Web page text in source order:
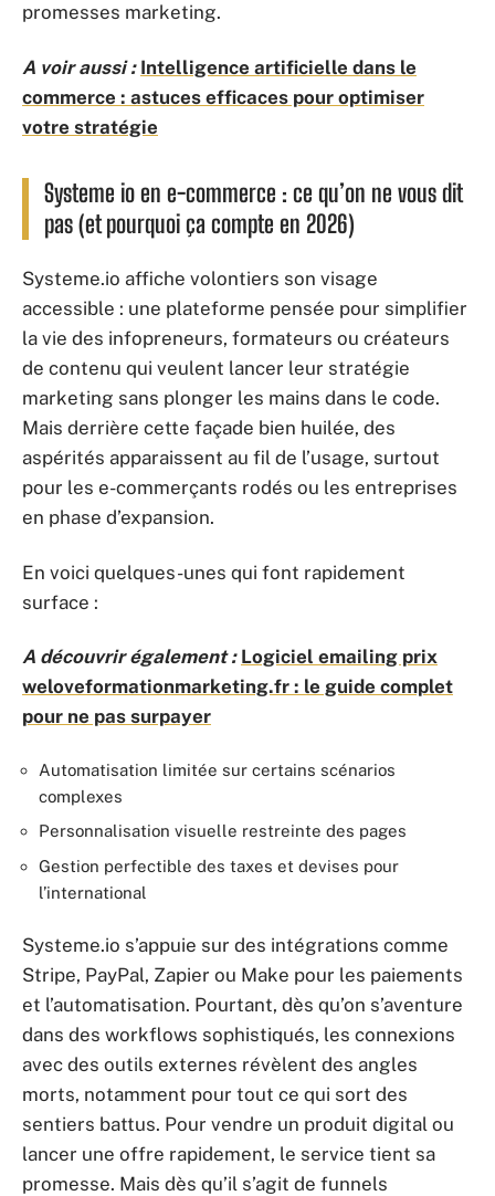
promesses marketing.
A voir aussi : Intelligence artificielle dans le
commerce : astuces efficaces pour optimiser
votre stratégie
Systeme io en e-commerce : ce qu’on ne vous dit
pas (et pourquoi ça compte en 2026)
Systeme.io affiche volontiers son visage
accessible : une plateforme pensée pour simplifier
la vie des infopreneurs, formateurs ou créateurs
de contenu qui veulent lancer leur stratégie
marketing sans plonger les mains dans le code.
Mais derrière cette façade bien huilée, des
aspérités apparaissent au fil de l’usage, surtout
pour les e-commerçants rodés ou les entreprises
en phase d’expansion.
En voici quelques-unes qui font rapidement
surface :
A découvrir également : Logiciel emailing prix
weloveformationmarketing.fr : le guide complet
pour ne pas surpayer
Automatisation limitée sur certains scénarios
complexes
Personnalisation visuelle restreinte des pages
Gestion perfectible des taxes et devises pour
l’international
Systeme.io s’appuie sur des intégrations comme
Stripe, PayPal, Zapier ou Make pour les paiements
et l’automatisation. Pourtant, dès qu’on s’aventure
dans des workflows sophistiqués, les connexions
avec des outils externes révèlent des angles
morts, notamment pour tout ce qui sort des
sentiers battus. Pour vendre un produit digital ou
lancer une offre rapidement, le service tient sa
promesse. Mais dès qu’il s’agit de funnels